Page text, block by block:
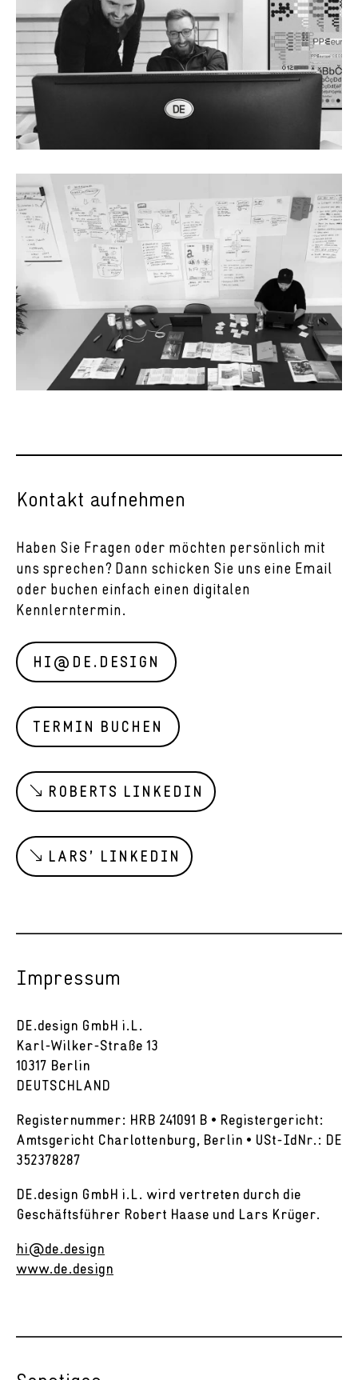
Kontakt aufnehmen
Haben Sie Fragen oder möchten persönlich mit
uns sprechen? Dann schicken Sie uns eine Email
oder buchen einfach einen digitalen
Kennlerntermin.
HI@DE.DESIGN
TERMIN BUCHEN
ROBERTS LINKEDIN
LARS’ LINKEDIN
Impressum
DE.design GmbH i.L.
Karl-Wilker-Straße 13
10317 Berlin
DEUTSCHLAND
Registernummer: HRB 241091 B • Registergericht:
Amtsgericht Charlottenburg, Berlin • USt-IdNr.: DE
352378287
DE.design GmbH i.L. wird vertreten durch die
Geschäftsführer Robert Haase und Lars Krüger.
hi@de.design
www.de.design